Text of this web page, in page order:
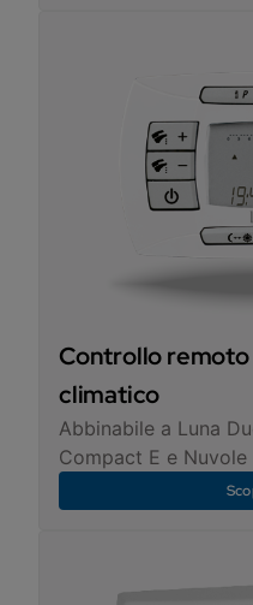
Controllo
climatico
Abbinabile a Luna
Compact E e